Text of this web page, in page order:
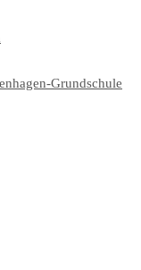
Grundschule